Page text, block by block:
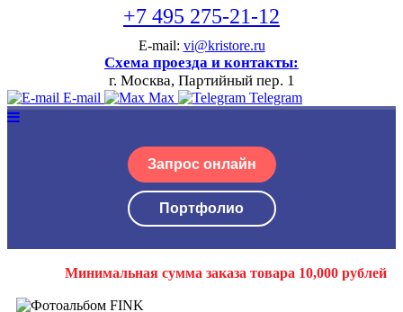
+7 495 275-21-12
E-mail: vi@kristore.ru
Схема проезда и контакты:
г. Москва, Партийный пер. 1
E-mail Max Telegram
Запрос онлайн
Портфолио
Минимальная сумма заказа товара 10,000 рублей